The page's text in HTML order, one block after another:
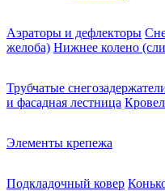
Аэраторы и дефлекторы
желоба) Нижнее колено
Трубчатые
и фасадная лестница
Элементы крепежа
Подкладочный ковер